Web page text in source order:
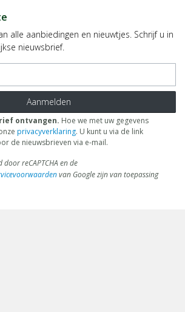
alle aanbiedingen en nieuwtjes. Schrijf u in
nieuwsbrief.
Aanmelden
ontvangen. Hoe we met uw gegevens
privacyverklaring. U kunt u via de link
de nieuwsbrieven via e-mail.
door reCAPTCHA en de
van Google zijn van toepassing